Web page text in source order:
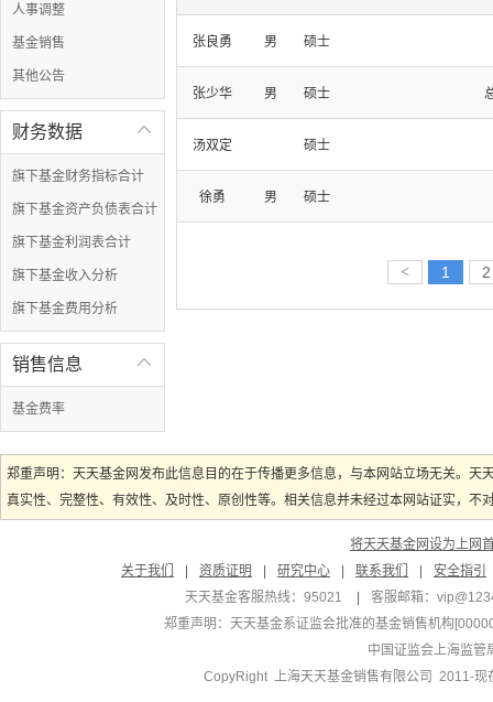
人事调整
基金销售
其他公告

财务数据
旗下基金财务指标合计
旗下基金资产负债表合计
旗下基金利润表合计
旗下基金收入分析
旗下基金费用分析

销售信息
基金费率
张良勇 男 硕士
张少华 男 硕士
汤双定 硕士
徐勇 男 硕士
< 1 2
郑重声明：天天基金网发布此信息目的在于传播更多信息，与本网站立场无关。
真实性、完整性、有效性、及时性、原创性等。相关信息并未经过本网站证实，
将天天基金网设为上网
关于我们
资质证明 研究中心 联系我们
安全指引
天天基金客服热线：95021
客服邮箱：
郑重声明： 天天基金系证监会批准的基金销售机构
中国证监会上海监管
CopyRight 上海天天基金销售有限公司 2011-